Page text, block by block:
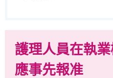
護理人員在執
應事先報准